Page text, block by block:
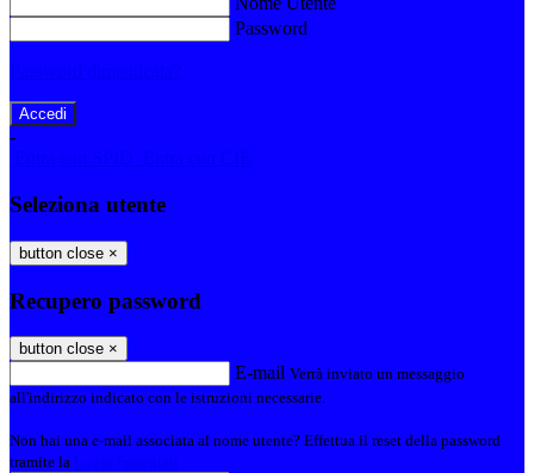
Password
-
Seleziona utente
button close ×
Recupero password
button close ×
E-mail Verrà inviato un messaggio
all'indirizzo indicato con le istruzioni necessarie.
Non hai una e-mail associata al nome utente? Effettua il reset della password
tramite la